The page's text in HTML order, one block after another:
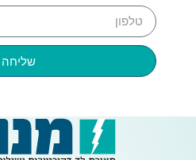
שליחה